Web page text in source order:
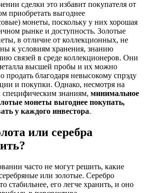
сделки это избавит покупателя от
приобретать выгоднее
монеты, поскольку у них хорошая
рынке и доступность. Золотые
в отличие от коллекционных, не
к условиям хранения, знанию
связей в среде коллекционеров. Они
высшей пробы и их можно
продать благодаря невысокому спрэду
и покупки. Однако, несмотря на
специфическим знаниям, минимальное
монеты выгоднее покупать,
у каждого инвестора.
или серебра
часто не могут решить, какие
или золотые. Серебро
стабильнее, его легче хранить, и оно